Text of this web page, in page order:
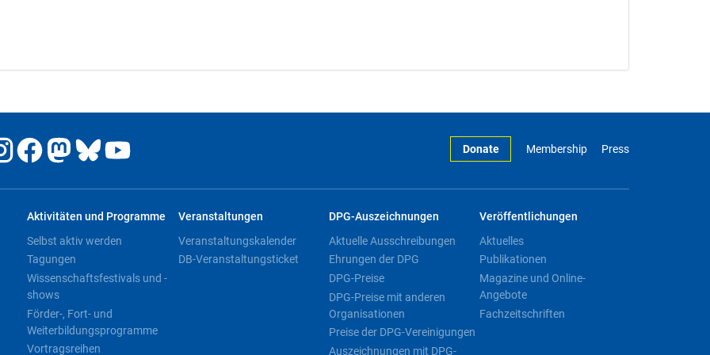
Donate Membership Press
Aktivitäten und Programme
Selbst aktiv werden
Tagungen
Wissenschaftsfestivals und -
shows
Förder-, Fort- und
Weiterbildungsprogramme
Vortragsreihen
Veranstaltungen
Veranstaltungskalender
DB-Veranstaltungsticket
DPG-Auszeichnungen
Aktuelle Ausschreibungen
Ehrungen der DPG
DPG-Preise
DPG-Preise mit anderen
Organisationen
Preise der DPG-Vereinigungen
Auszeichnungen mit DPG-
Veröffentlichungen
Aktuelles
Publikationen
Magazine und Online-
Angebote
Fachzeitschriften